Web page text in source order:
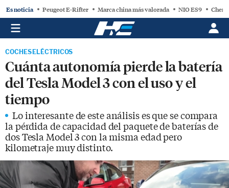
Es noticia Peugeot E-Rifter Marca china más valorada NIO ES9 Chery
COCHES ELÉCTRICOS
Cuánta autonomía pierde la batería
del Tesla Model 3 con el uso y el
tiempo
Lo interesante de este análisis es que se compara
la pérdida de capacidad del paquete de baterías de
dos Tesla Model 3 con la misma edad pero
kilometraje muy distinto.